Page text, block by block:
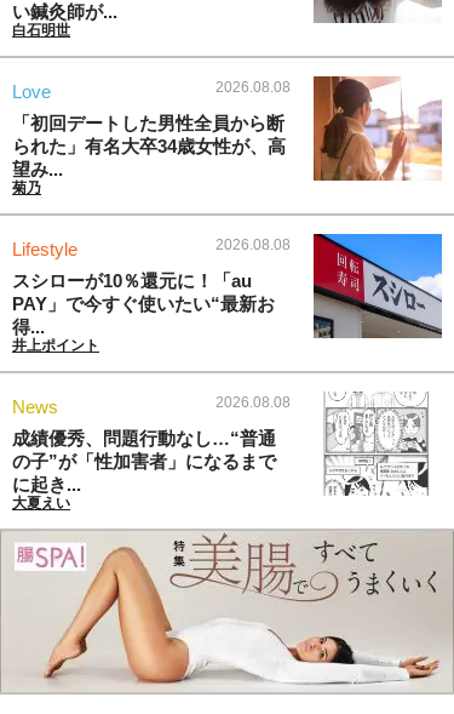
い鍼灸師が...
白石明世
Love 2026.08.08
「初回デートした男性全員から断
られた」有名大卒34歳女性が、高
望み...
菊乃
Lifestyle 2026.08.08
スシローが10％還元に！「au
PAY」で今すぐ使いたい“最新お
得...
井上ポイント
News 2026.08.08
成績優秀、問題行動なし…“普通
の子”が「性加害者」になるまで
に起き...
大夏えい